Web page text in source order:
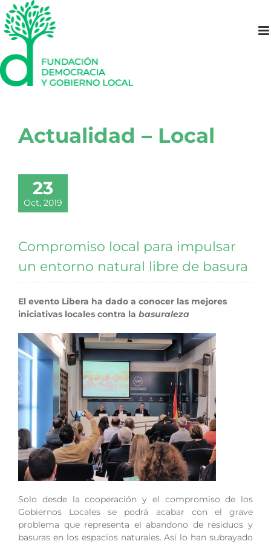
Saltar
al
contenido
Actualidad – Local
23
Oct, 2019
Compromiso local para impulsar
un entorno natural libre de basura
El evento Libera ha dado a conocer las mejores
iniciativas locales contra la basuraleza
Solo desde la cooperación y el compromiso de los
Gobiernos Locales se podrá acabar con el grave
problema que representa el abandono de residuos y
basuras en los espacios naturales. Así lo han subrayado